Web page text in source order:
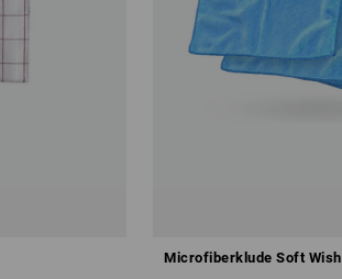
Microfiberklude Soft Wish